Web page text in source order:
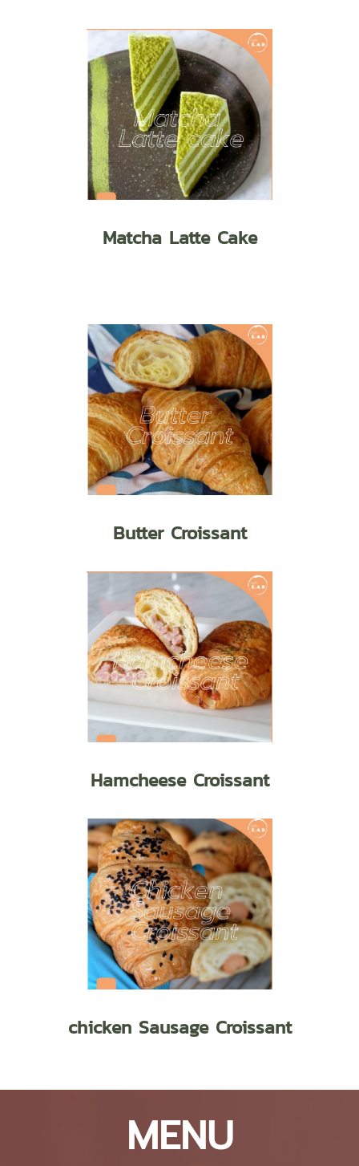
Matcha Latte Cake
Butter Croissant
Hamcheese Croissant
chicken Sausage Croissant
MENU